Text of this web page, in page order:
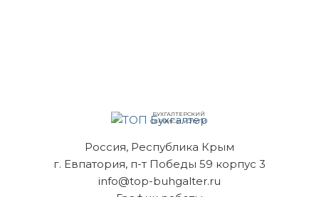
БУХГАЛТЕРСКИЙ
СЕРВИС И УСЛУГИ
Россия, Республика Крым
г. Евпатория, п-т Победы 59 корпус 3
info@top-buhgalter.ru